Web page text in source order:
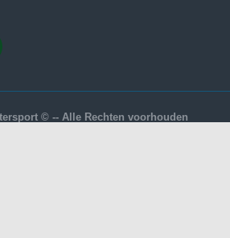
© -- Alle Rechten voorhouden